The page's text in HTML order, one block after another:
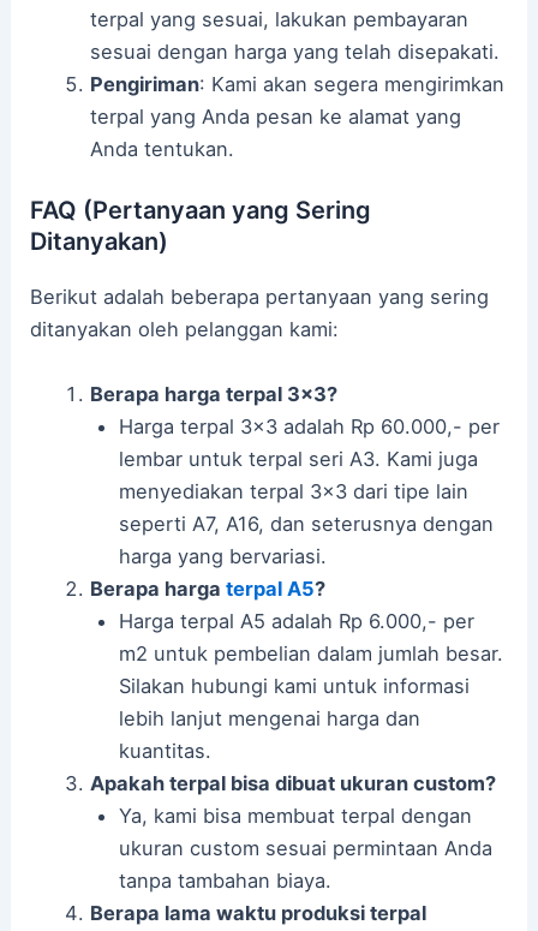
terpal yang sesuai, lakukan pembayaran
sesuai dengan harga yang telah disepakati.
Pengiriman: Kami akan segera mengirimkan
terpal yang Anda pesan ke alamat yang
Anda tentukan.
FAQ (Pertanyaan yang Sering
Ditanyakan)
Berikut adalah beberapa pertanyaan yang sering
ditanyakan oleh pelanggan kami:
Berapa harga terpal 3×3?
Harga terpal 3×3 adalah Rp 60.000,- per
lembar untuk terpal seri A3. Kami juga
menyediakan terpal 3×3 dari tipe lain
seperti A7, A16, dan seterusnya dengan
harga yang bervariasi.
Berapa harga terpal A5?
Harga terpal A5 adalah Rp 6.000,- per
m2 untuk pembelian dalam jumlah besar.
Silakan hubungi kami untuk informasi
lebih lanjut mengenai harga dan
kuantitas.
Apakah terpal bisa dibuat ukuran custom?
Ya, kami bisa membuat terpal dengan
ukuran custom sesuai permintaan Anda
tanpa tambahan biaya.
Berapa lama waktu produksi terpal